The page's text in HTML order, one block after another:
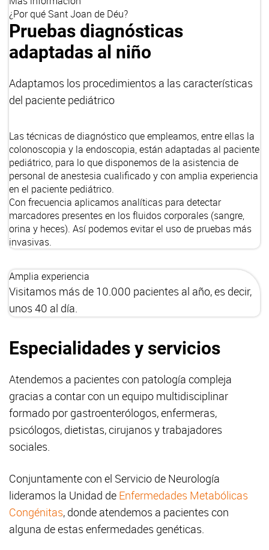
¿Por qué Sant Joan de Déu?
Pruebas diagnósticas
adaptadas al niño
Adaptamos los procedimientos a las características
del paciente pediátrico
Las técnicas de diagnóstico que empleamos, entre ellas la
colonoscopia y la endoscopia, están adaptadas al paciente
pediátrico, para lo que disponemos de la asistencia de
personal de anestesia cualificado y con amplia experiencia
en el paciente pediátrico.
Con frecuencia aplicamos analíticas para detectar
marcadores presentes en los fluidos corporales (sangre,
orina y heces). Así podemos evitar el uso de pruebas más
invasivas.
Amplia experiencia
Visitamos más de 10.000 pacientes al año, es decir,
unos 40 al día.
Especialidades y servicios
Atendemos a pacientes con patología compleja
gracias a contar con un equipo multidisciplinar
formado por gastroenterólogos, enfermeras,
psicólogos, dietistas, cirujanos y trabajadores
sociales.
Conjuntamente con el Servicio de Neurología
lideramos la Unidad de Enfermedades Metabólicas
Congénitas, donde atendemos a pacientes con
alguna de estas enfermedades genéticas.